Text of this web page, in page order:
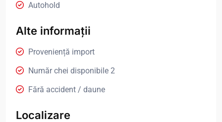
Autohold
Alte informații
Proveniență import
Număr chei disponibile 2
Fără accident / daune
Localizare